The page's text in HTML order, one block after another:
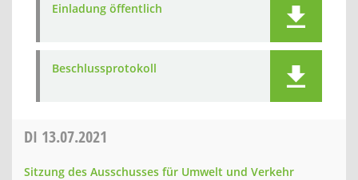
Einladung öffentlich
Beschlussprotokoll
DI 13.07.2021
Sitzung des Ausschusses für Umwelt und Verkehr